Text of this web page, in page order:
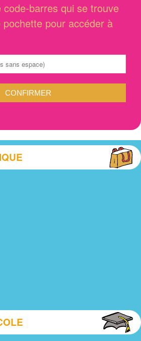
code-barres qui se trouve
pour accéder à
CONFIRMER